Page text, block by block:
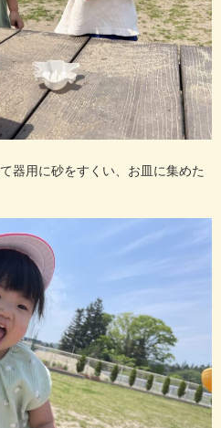
器用に砂をすくい、お皿に集めた